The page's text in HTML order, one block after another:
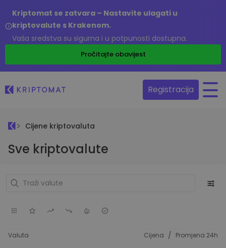
Kriptomat se zatvara – Nastavite ulagati u
kriptovalute s Krakenom.
Vaša sredstva su sigurna i u potpunosti dostupna.
Pročitajte obavijest
Registracija
Cijene kriptovaluta
Sve kriptovalute
Valuta Cijena / Promjena 24h